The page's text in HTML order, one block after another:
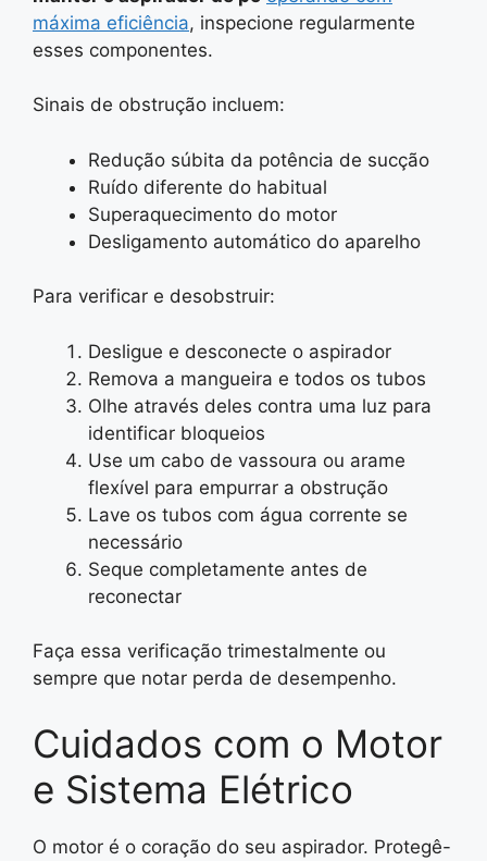
máxima eficiência, inspecione regularmente
esses componentes.
Sinais de obstrução incluem:
Redução súbita da potência de sucção
Ruído diferente do habitual
Superaquecimento do motor
Desligamento automático do aparelho
Para verificar e desobstruir:
Desligue e desconecte o aspirador
Remova a mangueira e todos os tubos
Olhe através deles contra uma luz para
identificar bloqueios
Use um cabo de vassoura ou arame
flexível para empurrar a obstrução
Lave os tubos com água corrente se
necessário
Seque completamente antes de
reconectar
Faça essa verificação trimestalmente ou
sempre que notar perda de desempenho.
Cuidados com o Motor
e Sistema Elétrico
O motor é o coração do seu aspirador. Protegê-